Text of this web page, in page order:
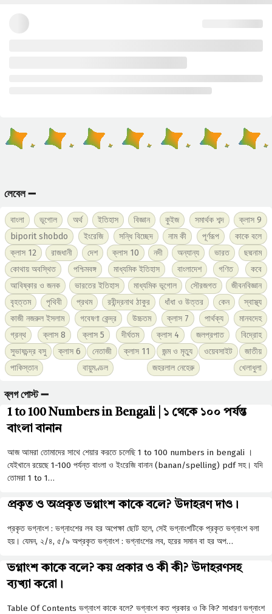
লেবেল ➖
বাংলা ভূগোল অর্থ ইতিহাস বিজ্ঞান কুইজ সমার্থক শব্দ
ক্লাস 9
biporit shobdo
ইংরেজি সন্ধি বিচ্ছেদ নাম কী পূর্ণরূপ
কাকে বলে
ক্লাস 12
রাজধানী দেশ ক্লাস 10 নদী অন্যান্য ভারত
ছদ্মনাম
কোথায় অবস্থিত
পশ্চিমবঙ্গ মাধ্যমিক ইতিহাস বাংলাদেশ গণিত
কবে
আবিষ্কার ও জনক
ভারতের ইতিহাস মাধ্যমিক ভূগোল সৌরজগত
জীবনবিজ্ঞান
বৃহত্তম
পৃথিবী প্রথম রবীন্দ্রনাথ ঠাকুর ধাঁধা ও উত্তর কেন
স্বাস্থ্য
কাজী নজরুল ইসলাম
গবেষণা কেন্দ্র উচ্চতম ক্লাস 7 পার্থক্য
মানবদেহ
গ্রন্থ
ক্লাস 8 ক্লাস 5 দীর্ঘতম ক্লাস 4 জলপ্রপাত
বিদ্রোহ
সুভাষচন্দ্র বসু
ক্লাস 6 নেতাজী ক্লাস 11 জন্ম ও মৃত্যু ওয়েবসাইট
জাতীয়
পাকিস্তান
বায়ুমণ্ডল জহরলাল নেহেরু খেলাধুলা
ব্লগ পোস্ট ➖
1 to 100 Numbers in Bengali | ১ থেকে ১০০ পর্যন্ত
বাংলা বানান
আজ আমরা তোমাদের সাথে শেয়ার করতে চলেছি 1 to 100 numbers in bengali ।
যেইখানে রয়েছে 1-100 পর্যন্ত বাংলা ও ইংরেজি বানান (banan/spelling) pdf সহ। যদি
তোমরা 1 to 1…
প্রকৃত ও অপ্রকৃত ভগ্নাংশ কাকে বলে? উদাহরণ দাও।
প্রকৃত ভগ্নাংশ : ভগ্নাংশের লব হর অপেক্ষা ছােট হলে, সেই ভগ্নাংশটিকে প্রকৃত ভগ্নাংশ বলা
হয়। যেমন, ২/৪, ৫/৯ অপ্রকৃত ভগ্নাংশ : ভগ্নাংশের লব, হরের সমান বা হর অপ…
ভগ্নাংশ কাকে বলে? কয় প্রকার ও কী কী? উদাহরণসহ
ব্যখ্যা করো।
Table Of Contents ভগ্নাংশ কাকে বলে? ভগ্নাংশ কত প্রকার ও কি কি? সাধারণ ভগ্নাংশ